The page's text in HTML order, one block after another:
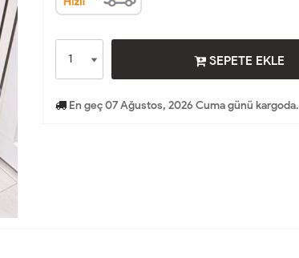
SEPETE EKLE
En geç 07 Ağustos, 2026 Cuma günü kargoda.